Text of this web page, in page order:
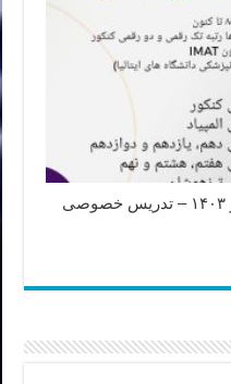
پاسخ سوال ۸۱ کنکور تجربی تیر ۱۴۰۳ – تدریس خصوصی